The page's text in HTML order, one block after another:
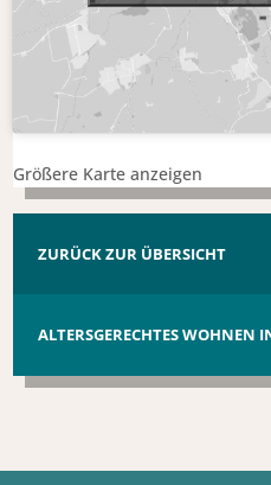
Größere Karte anzeigen
ZURÜCK ZUR ÜBERSICHT
ALTERSGERECHTES WOHNEN